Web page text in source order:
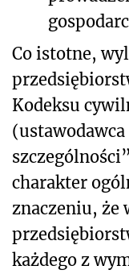
Co istotne,
Kodeksu
charakter
znaczeniu,
każdego z